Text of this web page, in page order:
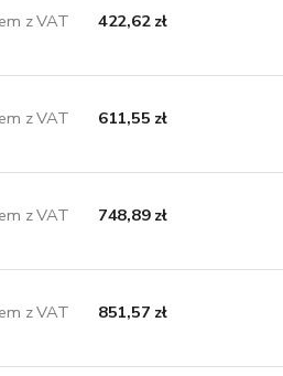
z VAT 422,62 zł
z VAT 611,55 zł
z VAT 748,89 zł
z VAT 851,57 zł